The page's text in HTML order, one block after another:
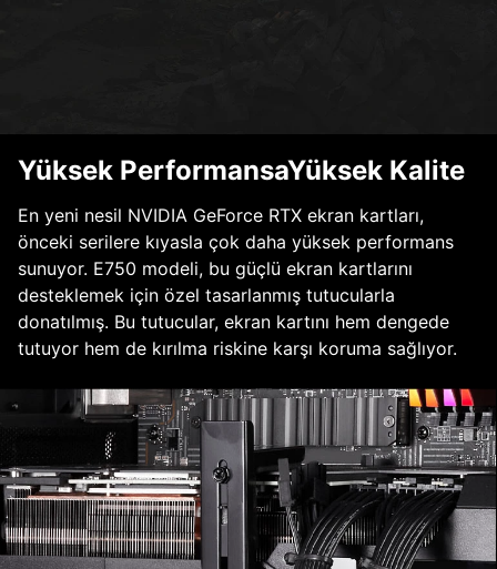
Yüksek PerformansaYüksek Kalite
En yeni nesil NVIDIA GeForce RTX ekran kartları,
önceki serilere kıyasla çok daha yüksek performans
sunuyor. E750 modeli, bu güçlü ekran kartlarını
desteklemek için özel tasarlanmış tutucularla
donatılmış. Bu tutucular, ekran kartını hem dengede
tutuyor hem de kırılma riskine karşı koruma sağlıyor.